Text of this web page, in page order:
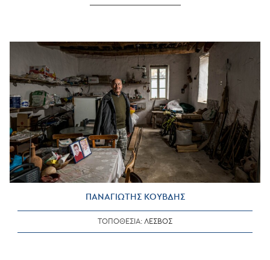
ΠΑΝΑΓΙΩΤΗΣ ΚΟΥΒΔΗΣ
ΤΟΠΟΘΕΣΙΑ: ΛΕΣΒΟΣ